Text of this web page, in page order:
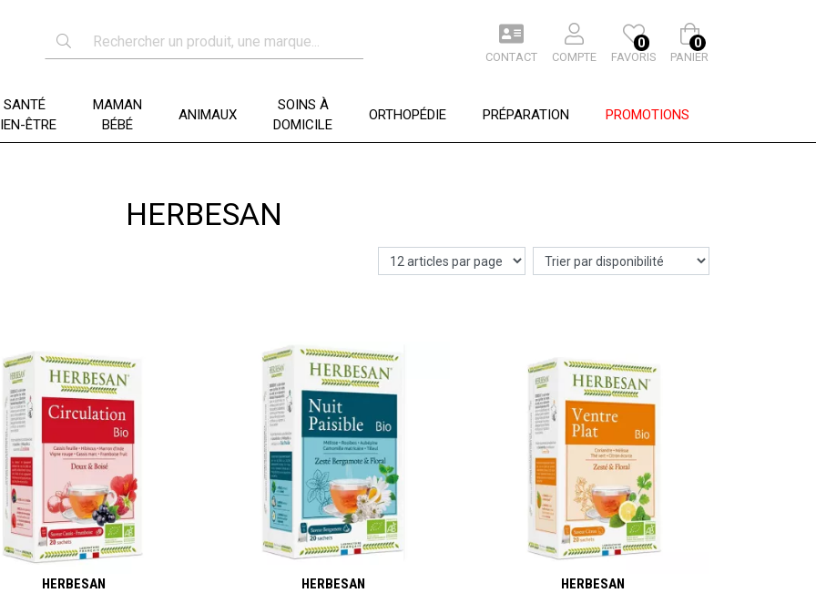
CONTACT COMPTE FAVORIS
0
PANIER
0
SANTÉ
ÊTRE
MAMAN
BÉBÉ
ANIMAUX
SOINS À
DOMICILE
ORTHOPÉDIE PRÉPARATION PROMOTIONS
HERBESAN
HERBESAN HERBESAN HERBESAN